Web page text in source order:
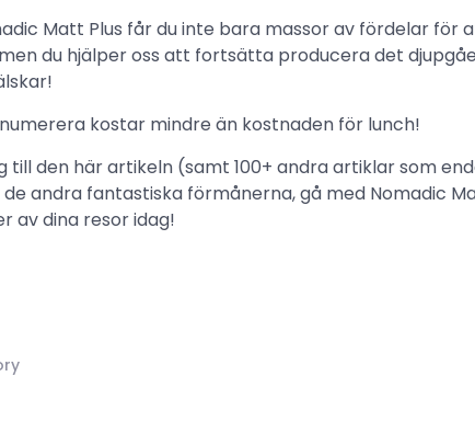
Matt Plus får du inte bara massor av fördelar för
du hjälper oss att fortsätta producera det
kostar mindre än kostnaden för lunch!
till den här artikeln (samt 100+ andra artiklar som
andra fantastiska förmånerna, gå med Nomadic
av dina resor idag!